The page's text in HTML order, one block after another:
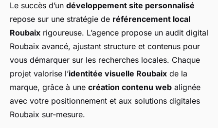
Le succès d’un développement site personnalisé
repose sur une stratégie de référencement local
Roubaix rigoureuse. L’agence propose un audit digital
Roubaix avancé, ajustant structure et contenus pour
vous démarquer sur les recherches locales. Chaque
projet valorise l’identitée visuelle Roubaix de la
marque, grâce à une création contenu web alignée
avec votre positionnement et aux solutions digitales
Roubaix sur-mesure.